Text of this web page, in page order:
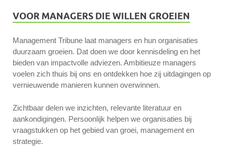
VOOR MANAGERS DIE WILLEN GROEIEN
Management Tribune laat managers en hun organisaties
duurzaam groeien. Dat doen we door kennisdeling en het
bieden van impactvolle adviezen. Ambitieuze managers
voelen zich thuis bij ons en ontdekken hoe zij uitdagingen op
vernieuwende manieren kunnen overwinnen.
Zichtbaar delen we inzichten, relevante literatuur en
aankondigingen. Persoonlijk helpen we organisaties bij
vraagstukken op het gebied van groei, management en
strategie.